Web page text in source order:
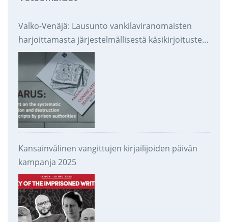
Valko-Venäjä: Lausunto vankilaviranomaisten
harjoittamasta järjestelmällisestä käsikirjoitusten
takavarikoinnista ja tuhoamisesta
Kansainvälinen vangittujen kirjailijoiden päivän
kampanja 2025